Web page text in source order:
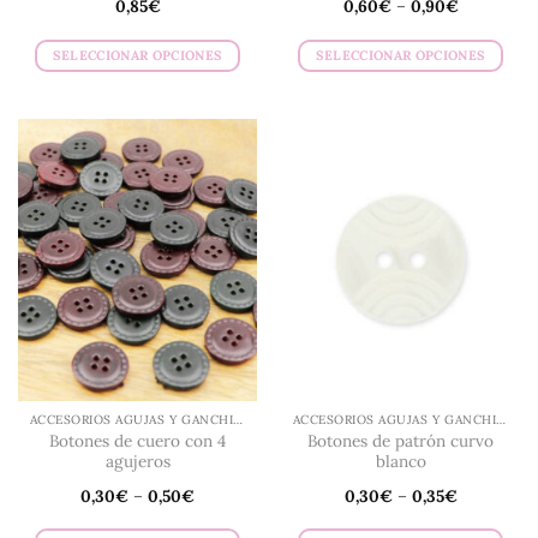
0,85€
SELECCIONAR OPCIONES
tiene
múltiples
variantes.
Las
opciones
se
pueden
elegir
en
la
página
de
producto
0,60€– 0,90€
SELECCIONAR OPCIONES
opciones
se
elegir
de
producto
ACCESORIOS AGUJAS Y GANCHILLO
Botones de cuero con 4
agujeros
0,30€ – 0,50€
ACCESORIOS AGUJAS Y GANCHILLO
Botones de patrón curvo
blanco
0,30€– 0,35€